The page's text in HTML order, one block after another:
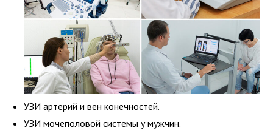
УЗИ артерий и вен конечностей.
УЗИ мочеполовой системы у мужчин.